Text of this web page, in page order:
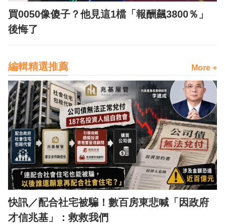
買0050像傻子？他見這1檔「報酬飆3800％」
後悔了
編輯精選推薦 More +
快訊／配合社宅被騙！數百房東悲喊「因政府
才信兆基」：救救我們